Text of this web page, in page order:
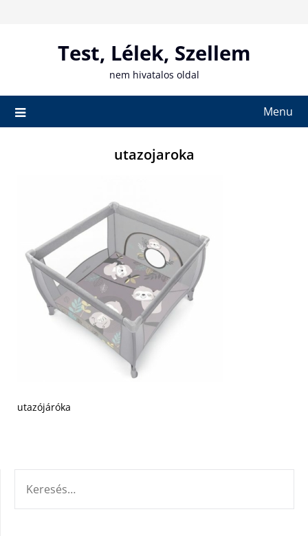
Test, Lélek, Szellem
nem hivatalos oldal
Menu
utazojaroka
utazójáróka